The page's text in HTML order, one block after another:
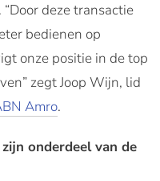
deze transactie
bedienen op
onze positie in de top
zegt Joop Wijn, lid
Amro.
onderdeel van de